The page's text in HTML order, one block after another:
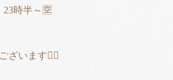
23時半～🈳
ざいます🙇‍♀️